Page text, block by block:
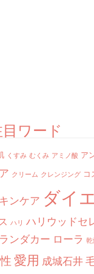
ワード
くすみ むくみ アミノ酸 ア
クリーム クレンジング コ
ンケア ダイ
ハリ ハリウッドセ
ンダカー ローラ
愛用 成城石井